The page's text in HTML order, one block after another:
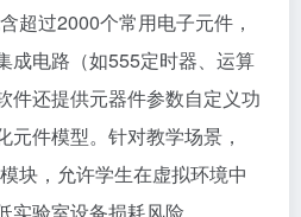
超过2000个常用电子元件，
成电路（如555定时器、运算
件还提供元器件参数自定义功
件模型。针对教学场景，
块，允许学生在虚拟环境中